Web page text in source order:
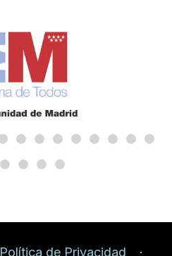
Política de Privacidad